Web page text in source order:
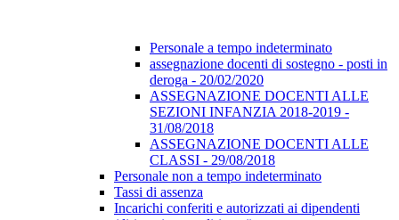
Personale a tempo indeterminato
assegnazione docenti di sostegno - posti in
deroga - 20/02/2020
ASSEGNAZIONE DOCENTI ALLE
SEZIONI INFANZIA 2018-2019 -
31/08/2018
ASSEGNAZIONE DOCENTI ALLE
CLASSI - 29/08/2018
Personale non a tempo indeterminato
Tassi di assenza
Incarichi conferiti e autorizzati ai dipendenti